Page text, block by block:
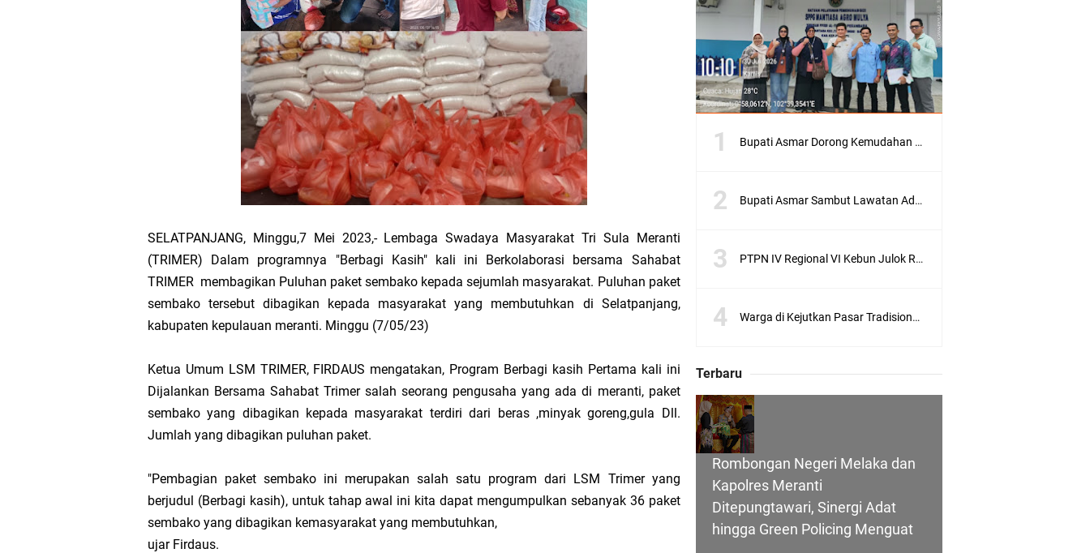
DPP PKB Lantik H. Asmar sebagai Ketua DPC PKB Kepulauan Meranti Periode 2026–2031
Hari Bhakti Adhyaksa, Kapolres Meranti Beri Kejutan Tumpeng ke Kejari
Pelepasan TEP 2026 IPB University, Wamen Viva Yoga: Kampus Berkontribusi Memajukan Kawasan
Transmigrasi
AKBP Gede Adi Pimpin Apel Perdana, Titip Tiga Pesan untuk Seluruh Personel
Bupati Meranti Perjuangkan Status Jalan Nasional, Usulkan Ruas Strategis dan Jembatan Penghubung ke
Kementerian PU
Bupati Asmar Hadiri Sarasehan Kebangsaan MPR RI, Dorong Kemandirian Fiskal Daerah Melalui Skema
HUT IBI Ke-75, Bupati Asmar: Bidan Garda Terdepan Wujudkan Generasi Emas Indonesia 2045
Rombongan Negeri Melaka dan Kapolres Meranti Ditepungtawari, Sinergi Adat hingga Green Policing Menguat
Bupati Asmar Sambut Lawatan Adat Melaka, Perkuat Ikatan Serumpun Indonesia–Malaysia di Kepulauan
Meranti
SELATPANJANG, Minggu,7 Mei 2023,- Lembaga Swadaya Masyarakat Tri Sula Meranti
(TRIMER) Dalam programnya "Berbagi Kasih" kali ini Berkolaborasi bersama Sahabat
TRIMER membagikan Puluhan paket sembako kepada sejumlah masyarakat. Puluhan paket
sembako tersebut dibagikan kepada masyarakat yang membutuhkan di Selatpanjang,
kabupaten kepulauan meranti. Minggu (7/05/23)
Ketua Umum LSM TRIMER, FIRDAUS mengatakan, Program Berbagi kasih Pertama kali ini
Dijalankan Bersama Sahabat Trimer salah seorang pengusaha yang ada di meranti, paket
sembako yang dibagikan kepada masyarakat terdiri dari beras ,minyak goreng,gula Dll.
Jumlah yang dibagikan puluhan paket.
"Pembagian paket sembako ini merupakan salah satu program dari LSM Trimer yang
berjudul (Berbagi kasih), untuk tahap awal ini kita dapat mengumpulkan sebanyak 36 paket
sembako yang dibagikan kemasyarakat yang membutuhkan,
ujar Firdaus.
Bupati Asmar Dorong Kemudahan Layanan Pensiun ASN melalui Sinergi dengan BRK Syariah
Bupati Asmar Sambut Lawatan Adat Melaka, Perkuat Ikatan Serumpun Indonesia–Malaysia di Kepulauan Meranti
PTPN IV Regional VI Kebun Julok Rayeuk Utara Serahkan Bantuan Mesin Genset untuk Dayah Darul Fata
Warga di Kejutkan Pasar Tradisional Kota Tembilahan Dilalap Api Dini Hari
Terbaru
Rombongan Negeri Melaka dan
Kapolres Meranti
Ditepungtawari, Sinergi Adat
hingga Green Policing Menguat